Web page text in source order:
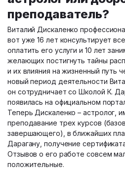
преподаватель?
Виталий Дискаленко
вот уже 16 лет консультирует
оплатить его услуги и 10 лет
желающих постигнуть тайны
и их влияния на жизненный путь
новый период деятельности
он сотрудничает со Школой К.
появилась на официальном
Теперь Дискаленко – астролог,
преподавание трех курсов
завершающего), в ближайших
Дарагану, получение
Отзывов о его работе совсем
положительные.